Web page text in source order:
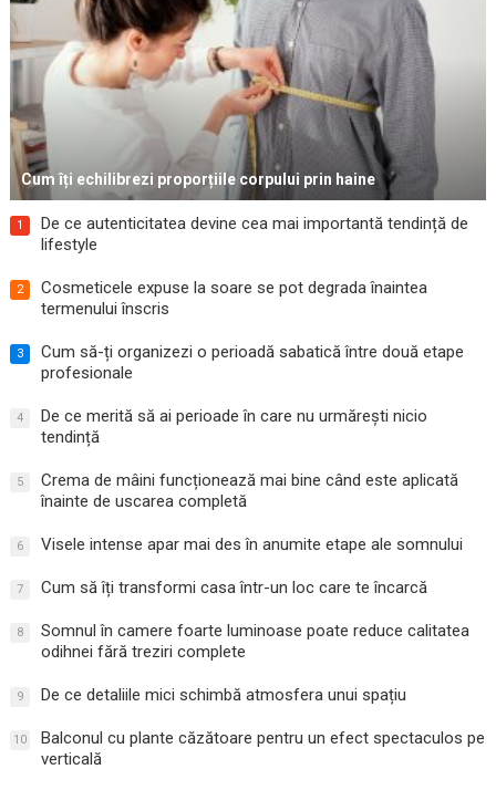
Cum îți echilibrezi proporțiile corpului prin haine
1
De ce autenticitatea devine cea mai importantă tendință de
lifestyle
2
Cosmeticele expuse la soare se pot degrada înaintea
termenului înscris
3
Cum să-ți organizezi o perioadă sabatică între două etape
profesionale
4
De ce merită să ai perioade în care nu urmărești nicio
tendință
5
Crema de mâini funcționează mai bine când este aplicată
înainte de uscarea completă
6 Visele intense apar mai des în anumite etape ale somnului
7 Cum să îți transformi casa într-un loc care te încarcă
8
Somnul în camere foarte luminoase poate reduce calitatea
odihnei fără treziri complete
9 De ce detaliile mici schimbă atmosfera unui spațiu
10
Balconul cu plante căzătoare pentru un efect spectaculos pe
verticală